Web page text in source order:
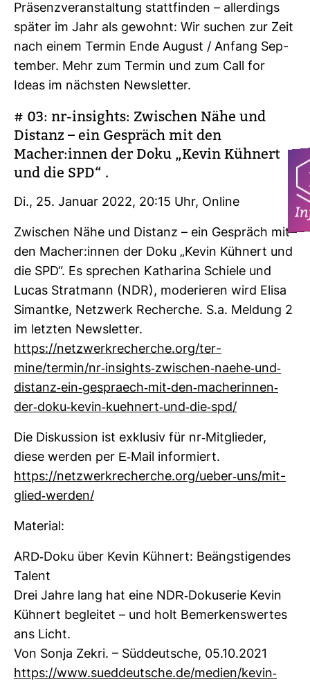
Prä­senz­ver­an­stal­tung statt­finden – aller­dings
später im Jahr als gewohnt: Wir suchen zur Zeit
nach einem Termin Ende August / Anfang Sep­
tember. Mehr zum Termin und zum Call for
Ideas im nächsten News­letter.
# 03: nr-​insights: Zwi­schen Nähe und
Distanz – ein Gespräch mit den
Macher:innen der Doku „Kevin Küh­nert
und die SPD“ .
Di., 25. Januar 2022, 20:15 Uhr, Online
Zwi­schen Nähe und Distanz – ein Gespräch mit
den Macher:innen der Doku „Kevin Küh­nert und
die SPD“. Es spre­chen Katha­rina Schiele und
Lucas Strat­mann (NDR), mode­rieren wird Elisa
Simantke, Netz­werk Recherche. S.a. Mel­dung 2
im letzten News­letter.
https://netz­werk­re­cherche.org/ter­
mine/termin/nr-​insights-​zwi­schen-​naehe-​und-​
distanz-​ein-​gespraech-​mit-​den-​mache­rinnen-​
der-​doku-​kevin-​kueh­nert-​und-​die-​spd/
Die Dis­kus­sion ist exklusiv für nr-​Mit­glieder,
diese werden per E-​Mail infor­miert.
https://netz­werk­re­cherche.org/ueber-​uns/mit­
glied-​werden/
Mate­rial:
ARD-​Doku über Kevin Küh­nert: Beängs­ti­gendes
Talent
Drei Jahre lang hat eine NDR-​Doku­serie Kevin
Küh­nert begleitet – und holt Bemer­kens­wertes
ans Licht.
Von Sonja Zekri. – Süd­deut­sche, 05.10.2021
https://www.sued­deut­sche.de/medien/kevin-​